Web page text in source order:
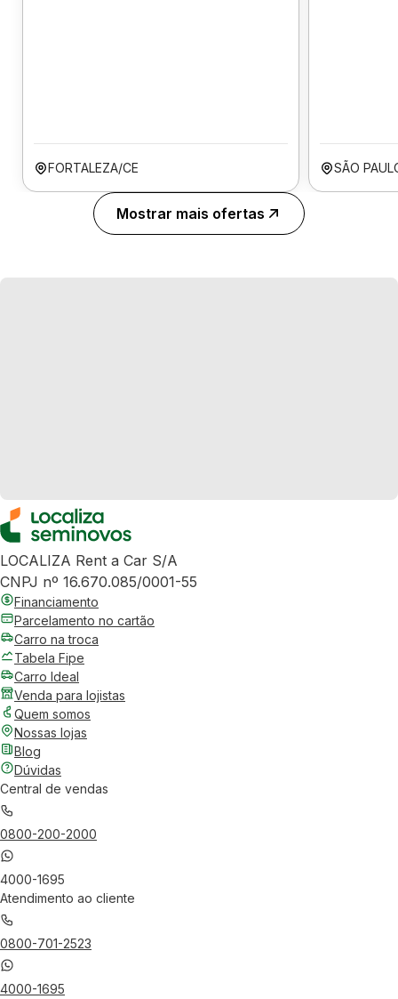
FORTALEZA/CE SÃO
Mostrar mais ofertas
LOCALIZA Rent a Car S/A
CNPJ nº 16.670.085/0001-55
Financiamento
Parcelamento no cartão
Carro na troca
Tabela Fipe
Carro Ideal
Venda para lojistas
Quem somos
Nossas lojas
Blog
Dúvidas
Central de vendas
0800-200-2000
4000-1695
Atendimento ao cliente
0800-701-2523
4000-1695